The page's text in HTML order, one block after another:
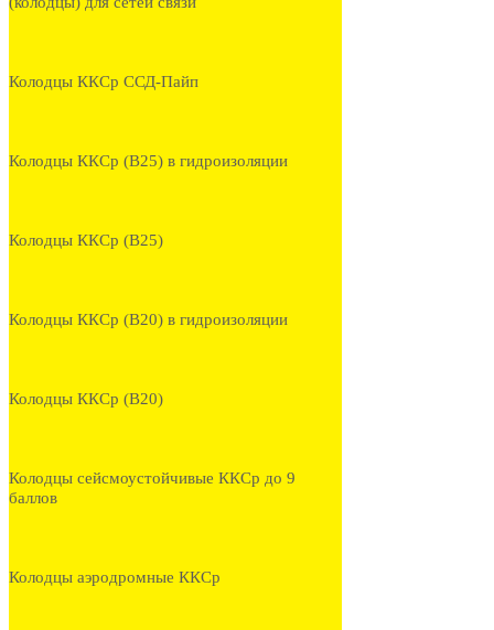
Колодцы ККСр ССД-Пайп
Колодцы ККСр (В25) в гидроизоляции
Колодцы ККСр (В25)
Колодцы ККСр (В20) в гидроизоляции
Колодцы ККСр (В20)
Колодцы сейсмоустойчивые ККСр до 9
баллов
Колодцы аэродромные ККСр